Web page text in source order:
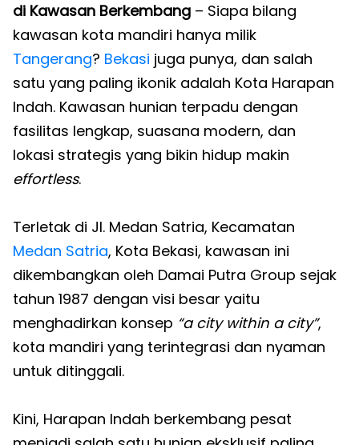
di Kawasan Berkembang – Siapa bilang
kawasan kota mandiri hanya milik
Tangerang? Bekasi juga punya, dan salah
satu yang paling ikonik adalah Kota Harapan
Indah. Kawasan hunian terpadu dengan
fasilitas lengkap, suasana modern, dan
lokasi strategis yang bikin hidup makin
effortless.
Terletak di Jl. Medan Satria, Kecamatan
Medan Satria, Kota Bekasi, kawasan ini
dikembangkan oleh Damai Putra Group sejak
tahun 1987 dengan visi besar yaitu
menghadirkan konsep “a city within a city”,
kota mandiri yang terintegrasi dan nyaman
untuk ditinggali.
Kini, Harapan Indah berkembang pesat